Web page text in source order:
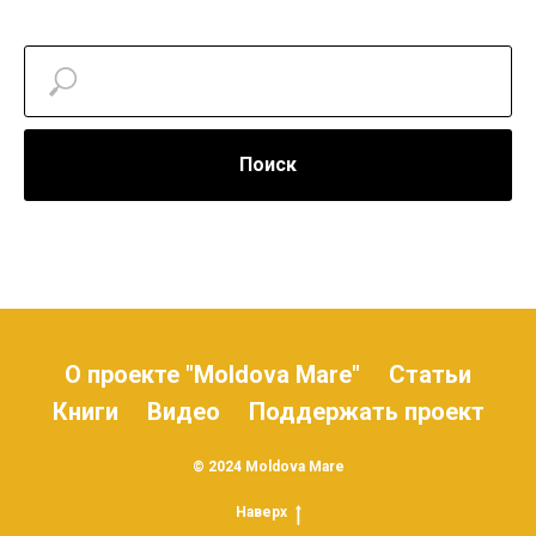
Поиск
О проекте "Moldova Mare"
Статьи
Книги
Видео Поддержать проект
© 2024 Moldova Mare
Наверх